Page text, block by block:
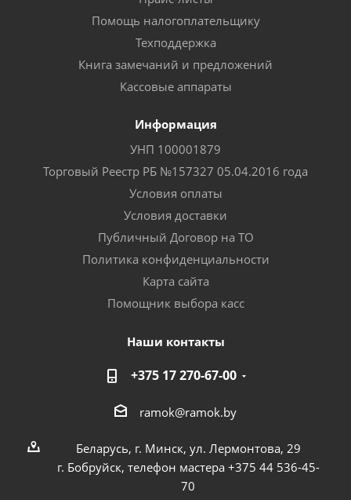
Помощь налогоплательщику
Техподдержка
Книга замечаний и предложений
Кассовые аппараты
Информация
УНП 100001879
Торговый Реестр РБ №157327 05.04.2016 года
Условия оплаты
Условия доставки
Публичный Договор на ТО
Политика конфиденциальности
Карта сайта
Помощник выбора касс
Наши контакты
+375 17 270-67-00
ramok@ramok.by
Беларусь, г. Минск, ул. Лермонтова, 29
г. Бобруйск, телефон мастера +375 44 536-45-
70